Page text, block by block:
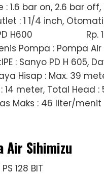
: 1.6 bar on, 2.6 bar off,
: 1 1/4 inch,
H600
Rp.
Pompa : Pompa
: Sanyo PD H 605,
Hisap : Max. 39
14 meter, Total Head :
Maks : 46 liter/menit
Air Sihimizu
128 BIT